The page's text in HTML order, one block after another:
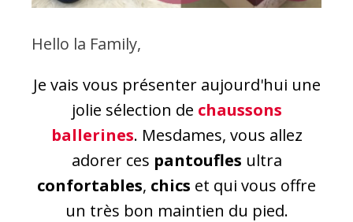
Hello la Family,
Je vais vous présenter aujourd'hui une
jolie sélection de chaussons
ballerines. Mesdames, vous allez
adorer ces pantoufles ultra
confortables, chics et qui vous offre
un très bon maintien du pied.